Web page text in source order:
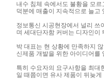
내수 침체 속에서도 불황을 모
덕분에 매출이 지속적으로 늘고
정보통신 시공현장에서 널리 쓰
며 세대단자함 커버는 디자인이
박 대표는 현 상황에 만족하지
신제품 개발을 위한 아이디어를
특히 수요자의 요구사항을 최대
일 때쯤이면 유사 제품이 뒤늦